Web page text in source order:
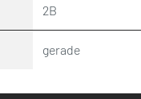
2B
gerade